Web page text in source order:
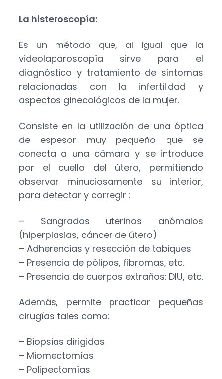
La histeroscopía:
Es un método que, al igual que la
videolaparoscopía sirve para el
diagnóstico y tratamiento de síntomas
relacionadas con la infertilidad y
aspectos ginecológicos de la mujer.
Consiste en la utilización de una óptica
de espesor muy pequeño que se
conecta a una cámara y se introduce
por el cuello del útero, permitiendo
observar minuciosamente su interior,
para detectar y corregir :
– Sangrados uterinos anómalos
(hiperplasias, cáncer de útero)
– Adherencias y resección de tabiques
– Presencia de pólipos, fibromas, etc.
– Presencia de cuerpos extraños: DIU, etc.
Además, permite practicar pequeñas
cirugías tales como:
– Biopsias dirigidas
– Miomectomías
– Polipectomías